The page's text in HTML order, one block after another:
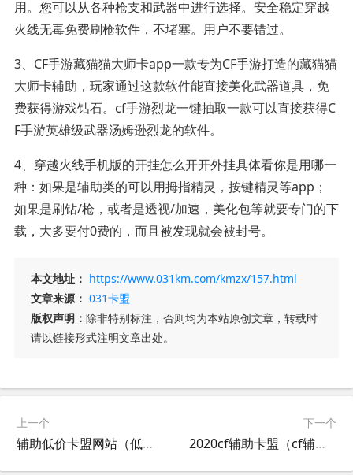
用。您可以从各种枪支和武器中进行选择。安全稳定穿越
火线无毒免费刷枪软件，不堵塞。用户不要错过。
3、CF手游藏猫猫大师卡app一款专为CF手游打造的藏猫猫
大师卡辅助，玩家通过这款软件能直接美化武器道具，免
费获得游戏钻石。cf手游烈龙一键抽取一款可以直接获得C
F手游英雄级武器汤姆逊烈龙的软件。
4、穿越火线手机版的开挂怎么开开外挂具体看你是用哪一
种：如果是辅助类的可以用拇指精灵，按键精灵等app；
如果是刷钻/枪，或者是透视/加速，美化包等就要专门的下
载，大多要付0费的，而且被发现就会被封号。
本文地址： https://www.031km.com/kmzx/157.html
文章来源： 031卡盟
版权声明： 除非特别标注，否则均为本站原创文章，转载时
请以链接形式注明文章出处。
上一个
辅助低价卡盟网站（低价辅助卡盟排行榜）
下一个
2020cf辅助卡盟（cf辅助发卡网917）